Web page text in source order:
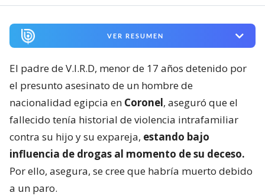
VER RESUMEN
El padre de V.I.R.D, menor de 17 años detenido por
el presunto asesinato de un hombre de
nacionalidad egipcia en Coronel, aseguró que el
fallecido tenía historial de violencia intrafamiliar
contra su hijo y su expareja, estando bajo
influencia de drogas al momento de su deceso.
Por ello, asegura, se cree que habría muerto debido
a un paro.